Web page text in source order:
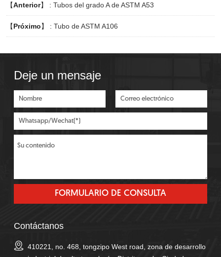
【Anterior】 :Tubos del grado A de ASTM A53
【Próximo】 :Tubo de ASTM A106
Deje un mensaje
Contáctanos
410221, no. 468, tongzipo West road, zona de desarrollo